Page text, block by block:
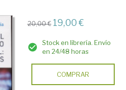
20,00 € 19,00 €
Stock en librería. Envío
en 24/48 horas
COMPRAR